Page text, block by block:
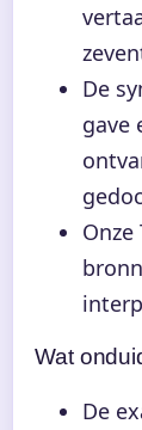
De
gave
Onze
Wat
De